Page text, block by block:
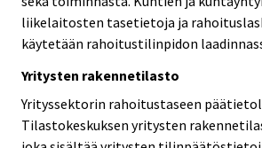
liikelaitosten tasetietoja ja
käytetään rahoitustilinpidon
Yritysten rakennetilasto
Yrityssektorin rahoitustaseen
Tilastokeskuksen yritysten